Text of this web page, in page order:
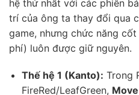
hệ thứ nhất với các phiên
trí của ông ta thay đổi qua
game, nhưng chức năng
phí) luôn được giữ nguyên.
Thế hệ 1 (Kanto): Trong
FireRed/LeafGreen,